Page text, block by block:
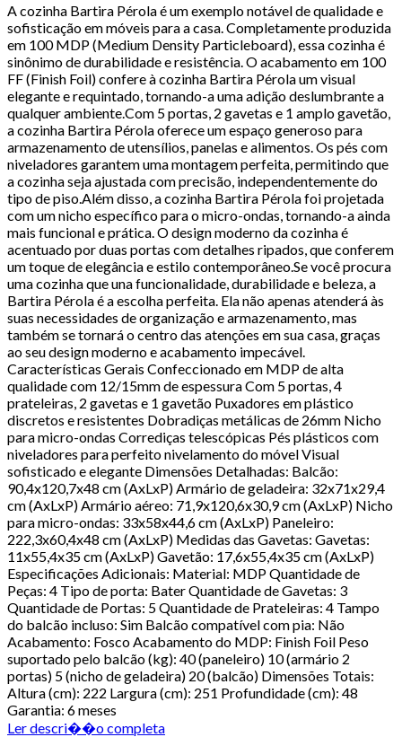
A cozinha Bartira Pérola é um exemplo notável de qualidade e
sofisticação em móveis para a casa. Completamente produzida
em 100 MDP (Medium Density Particleboard), essa cozinha é
sinônimo de durabilidade e resistência. O acabamento em 100
FF (Finish Foil) confere à cozinha Bartira Pérola um visual
elegante e requintado, tornando-a uma adição deslumbrante a
qualquer ambiente.Com 5 portas, 2 gavetas e 1 amplo gavetão,
a cozinha Bartira Pérola oferece um espaço generoso para
armazenamento de utensílios, panelas e alimentos. Os pés com
niveladores garantem uma montagem perfeita, permitindo que
a cozinha seja ajustada com precisão, independentemente do
tipo de piso.Além disso, a cozinha Bartira Pérola foi projetada
com um nicho específico para o micro-ondas, tornando-a ainda
mais funcional e prática. O design moderno da cozinha é
acentuado por duas portas com detalhes ripados, que conferem
um toque de elegância e estilo contemporâneo.Se você procura
uma cozinha que una funcionalidade, durabilidade e beleza, a
Bartira Pérola é a escolha perfeita. Ela não apenas atenderá às
suas necessidades de organização e armazenamento, mas
também se tornará o centro das atenções em sua casa, graças
ao seu design moderno e acabamento impecável.
Características Gerais Confeccionado em MDP de alta
qualidade com 12/15mm de espessura Com 5 portas, 4
prateleiras, 2 gavetas e 1 gavetão Puxadores em plástico
discretos e resistentes Dobradiças metálicas de 26mm Nicho
para micro-ondas Corrediças telescópicas Pés plásticos com
niveladores para perfeito nivelamento do móvel Visual
sofisticado e elegante Dimensões Detalhadas: Balcão:
90,4x120,7x48 cm (AxLxP) Armário de geladeira: 32x71x29,4
cm (AxLxP) Armário aéreo: 71,9x120,6x30,9 cm (AxLxP) Nicho
para micro-ondas: 33x58x44,6 cm (AxLxP) Paneleiro:
222,3x60,4x48 cm (AxLxP) Medidas das Gavetas: Gavetas:
11x55,4x35 cm (AxLxP) Gavetão: 17,6x55,4x35 cm (AxLxP)
Especificações Adicionais: Material: MDP Quantidade de
Peças: 4 Tipo de porta: Bater Quantidade de Gavetas: 3
Quantidade de Portas: 5 Quantidade de Prateleiras: 4 Tampo
do balcão incluso: Sim Balcão compatível com pia: Não
Acabamento: Fosco Acabamento do MDP: Finish Foil Peso
suportado pelo balcão (kg): 40 (paneleiro) 10 (armário 2
portas) 5 (nicho de geladeira) 20 (balcão) Dimensões Totais:
Altura (cm): 222 Largura (cm): 251 Profundidade (cm): 48
Garantia: 6 meses
Ler descri��o completa